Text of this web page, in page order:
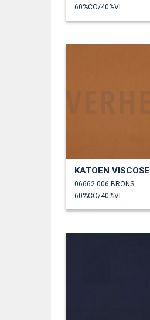
60%CO/40%VI
KATOEN VISCOSE
06662.006 BRONS
60%CO/40%VI